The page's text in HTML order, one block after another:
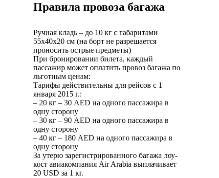
Правила провоза багажа
Ручная кладь – до 10 кг с габаритами
55х40х20 см (на борт не разрешается
проносить острые предметы)
При бронировании билета, каждый
пассажир может оплатить провоз багажа по
льготным ценам:
Тарифы действительны для рейсов с 1
января 2015 г.:
– 20 кг – 30 AED на одного пассажира в
одну сторону
– 30 кг – 90 AED на одного пассажира в
одну сторону
– 40 кг – 180 AED на одного пассажира в
одну сторону
За утерю зарегистрированного багажа лоу-
кост авиакомпания Air Arabia выплачивает
20 USD за 1 кг.